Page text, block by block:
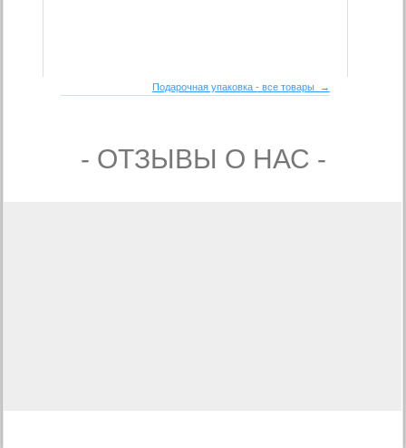
Подарочная упаковка - все товары →
- ОТЗЫВЫ О НАС -